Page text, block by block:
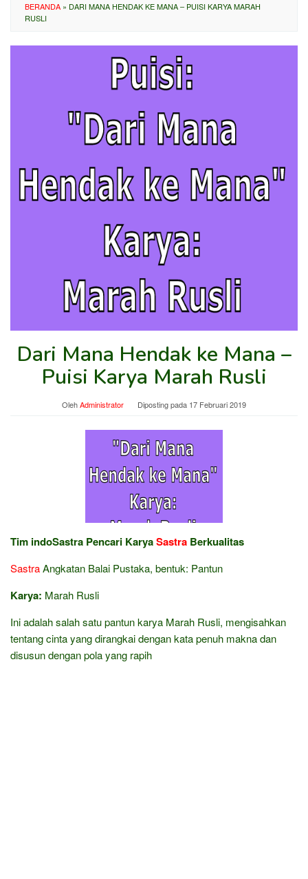
BERANDA » DARI MANA HENDAK KE MANA – PUISI KARYA MARAH
RUSLI
Dari Mana Hendak ke Mana –
Puisi Karya Marah Rusli
OlehAdministrator Diposting pada 17 Februari 2019
Tim indoSastra Pencari KaryaSastra Berkualitas
SastraAngkatan Balai Pustaka, bentuk: Pantun
Karya: Marah Rusli
Ini adalah salah satu pantun karya Marah Rusli, mengisahkan
tentang cinta yang dirangkai dengan kata penuh makna dan
disusun dengan pola yang rapih